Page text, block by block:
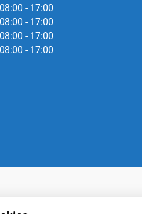
08:00 - 17:00
08:00 - 17:00
08:00 - 17:00
08:00 - 17:00